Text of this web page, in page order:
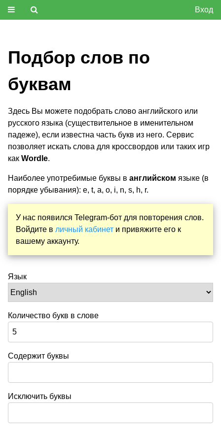
Вход
Подбор слов по
буквам
Здесь Вы можете подобрать слово английского или
русского языка (существительное в именительном
падеже), если известна часть букв из него. Сервис
позволяет искать слова для кроссвордов или таких игр
как Wordle.
Наиболее употребимые буквы в английском языке (в
порядке убывания): e, t, a, o, i, n, s, h, r.
У нас появился Telegram-бот для повторения слов.
Войдите в личный кабинет и привяжите его к
вашему аккаунту.
Язык
Количество букв в слове
Содержит буквы
Исключить буквы